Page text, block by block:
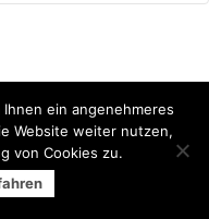
| powered
ein angenehmeres
Website weiter nutzen,
von Cookies zu.